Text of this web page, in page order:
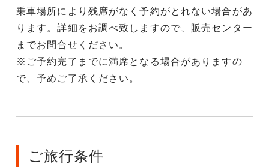
乗車場所により残席がなく予約がとれない場合があ
ります。詳細をお調べ致しますので、販売センター
までお問合せください。
※ご予約完了までに満席となる場合がありますの
で、予めご了承ください。
ご旅行条件